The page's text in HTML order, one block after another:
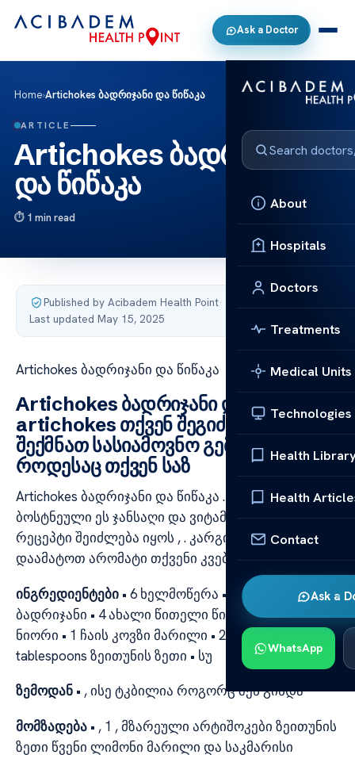
Ask a Doctor
About
Hospitals
Doctors
Treatments
Medical Units
Technologies
Health
Health
Contact
Ask a
WhatsApp
Home›Artichokes ბადრიჯანი და წიწაკა
ARTICLE
Artichokes ბადრიჯანი
და წიწაკა
1 min read
Published by Acibadem Health Point·
Last updated May 15, 2025
Artichokes ბადრიჯანი და წიწაკა
Artichokes ბადრიჯანი და წიწაკა ,
artichokes თქვენ შეგიძლიათ
შექმნათ სასიამოვნო გემოს
როდესაც თქვენ საზ
Artichokes ბადრიჯანი და წიწაკა . სხვადასხვა
ბოსტნეული ეს ჯანსაღი და ვიტამინი შეფუთული
რეცეპტი შეიძლება იყოს , . კარგი არჩევანი რომ
დაამატოთ არომატი თქვენი კვება
ინგრედიენტები • 6 ხელმოწერა • 3 საშუალო
ბადრიჯანი • 4 ახალი წითელი წიწაკა • 2 კბილი
ნიორი • 1 ჩაის კოვზი მარილი • 2 ლიმონი • 2
tablespoons ზეითუნის ზეთი • სუ
ზემოდან • , ისე ტკბილია როგორც შენ გინდა
მომზადება • , 1 , მზარეული არტიშოკები ზეითუნის
ზეთი წვენი ლიმონი მარილი და საკმარისი